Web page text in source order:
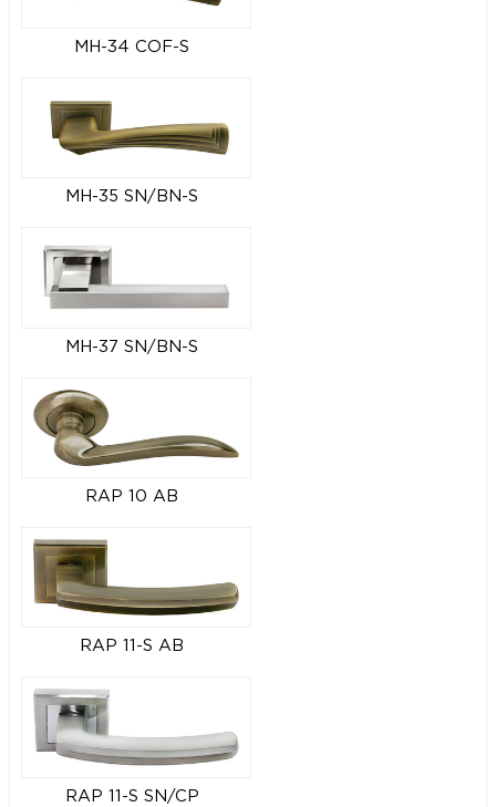
MH-34 COF-S
MH-35 SN/BN-S
MH-37 SN/BN-S
RAP 10 AB
RAP 11-S AB
RAP 11-S SN/CP